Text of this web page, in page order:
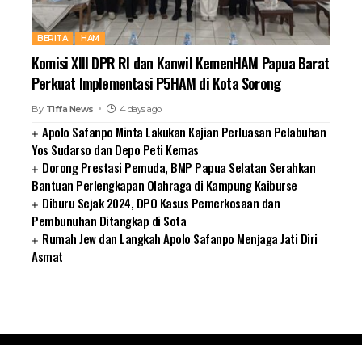
BERITA HAM
Komisi XIII DPR RI dan Kanwil KemenHAM Papua Barat
Perkuat Implementasi P5HAM di Kota Sorong
By Tiffa News 4 days ago
Apolo Safanpo Minta Lakukan Kajian Perluasan Pelabuhan
Yos Sudarso dan Depo Peti Kemas
Dorong Prestasi Pemuda, BMP Papua Selatan Serahkan
Bantuan Perlengkapan Olahraga di Kampung Kaiburse
Diburu Sejak 2024, DPO Kasus Pemerkosaan dan
Pembunuhan Ditangkap di Sota
Rumah Jew dan Langkah Apolo Safanpo Menjaga Jati Diri
Asmat